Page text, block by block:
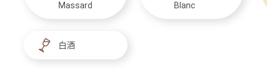
Massard
Blanc
白酒